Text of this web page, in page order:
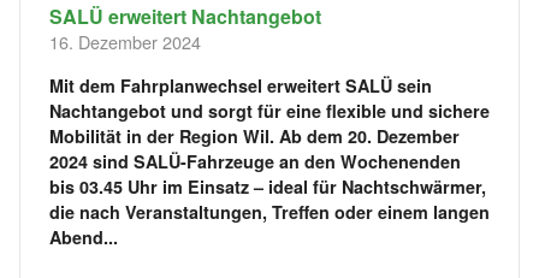
SALÜ erweitert Nachtangebot
16. Dezember 2024
Mit dem Fahrplanwechsel erweitert SALÜ sein
Nachtangebot und sorgt für eine flexible und sichere
Mobilität in der Region Wil. Ab dem 20. Dezember
2024 sind SALÜ-Fahrzeuge an den Wochenenden
bis 03.45 Uhr im Einsatz – ideal für Nachtschwärmer,
die nach Veranstaltungen, Treffen oder einem langen
Abend...